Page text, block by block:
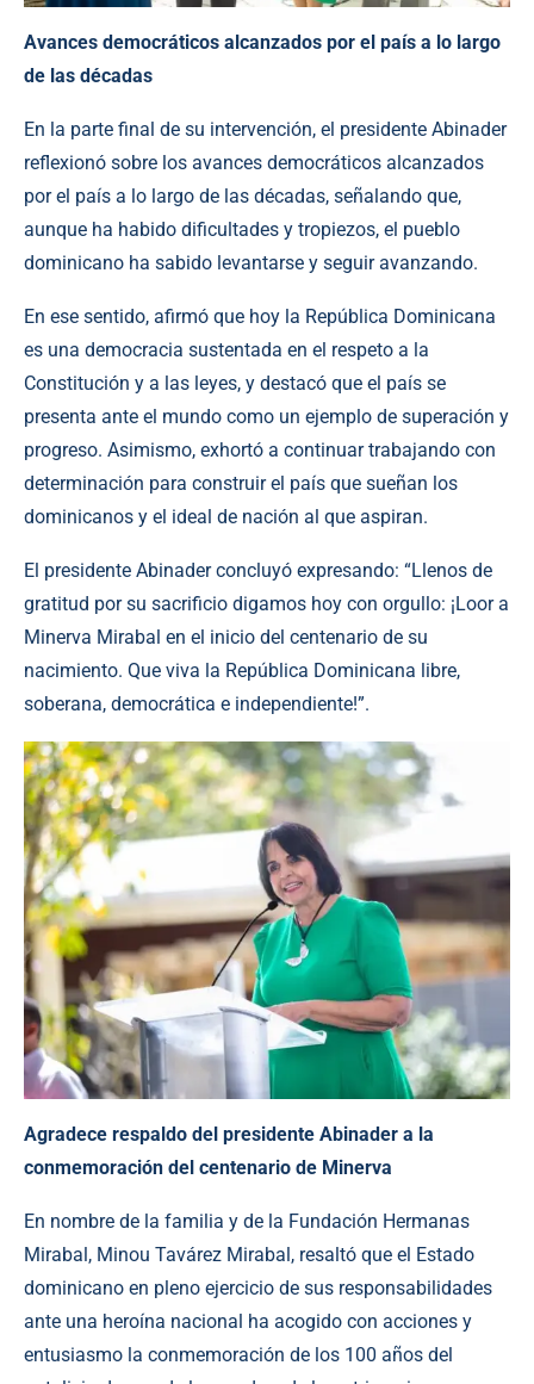
Avances democráticos alcanzados por el país a lo largo
de las décadas
En la parte final de su intervención, el presidente Abinader
reflexionó sobre los avances democráticos alcanzados
por el país a lo largo de las décadas, señalando que,
aunque ha habido dificultades y tropiezos, el pueblo
dominicano ha sabido levantarse y seguir avanzando.
En ese sentido, afirmó que hoy la República Dominicana
es una democracia sustentada en el respeto a la
Constitución y a las leyes, y destacó que el país se
presenta ante el mundo como un ejemplo de superación y
progreso. Asimismo, exhortó a continuar trabajando con
determinación para construir el país que sueñan los
dominicanos y el ideal de nación al que aspiran.
El presidente Abinader concluyó expresando: “Llenos de
gratitud por su sacrificio digamos hoy con orgullo: ¡Loor a
Minerva Mirabal en el inicio del centenario de su
nacimiento. Que viva la República Dominicana libre,
soberana, democrática e independiente!”.
Agradece respaldo del presidente Abinader a la
conmemoración del centenario de Minerva
En nombre de la familia y de la Fundación Hermanas
Mirabal, Minou Tavárez Mirabal, resaltó que el Estado
dominicano en pleno ejercicio de sus responsabilidades
ante una heroína nacional ha acogido con acciones y
entusiasmo la conmemoración de los 100 años del